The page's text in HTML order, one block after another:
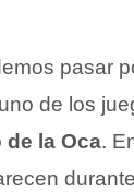
pasar
de los
de la Oca.